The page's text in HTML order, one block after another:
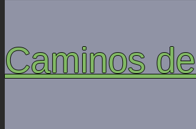
Caminos